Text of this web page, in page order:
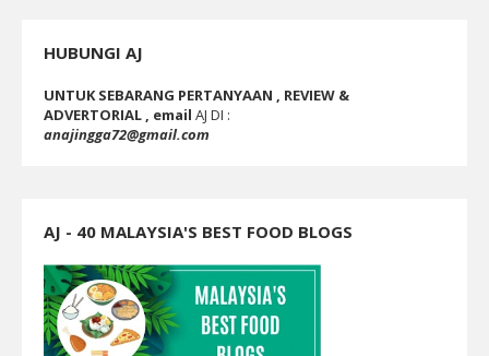
HUBUNGI AJ
UNTUK SEBARANG PERTANYAAN , REVIEW &
ADVERTORIAL , email AJ DI :
anajingga72@gmail.com
AJ - 40 MALAYSIA'S BEST FOOD BLOGS